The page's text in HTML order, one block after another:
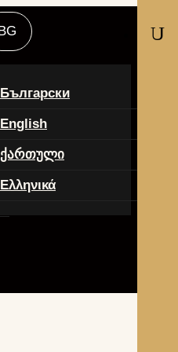
Български
English
ქართული
Ελληνικά
U